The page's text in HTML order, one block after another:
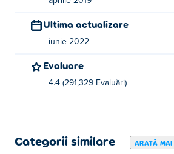
Ultima actualizare
iunie 2022
Evaluare
4.4 (291,329 Evaluări)
Categorii similare ARATĂ MAI